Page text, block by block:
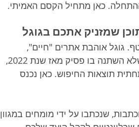
כאן מתחיל הקסם האמיתי.
שמזניק אתכם בגוגל
גוגל אוהבת אתרים "חיים",
שמתעדכנים באופן קבוע בתוכן איכותי ורלוונטי. אתר סטטי, שלא השתנה בו פסיק מאז שנת 2022,
תוצאות החיפוש. כאן נכנס
שנכתבו על ידי מומחים במגוון